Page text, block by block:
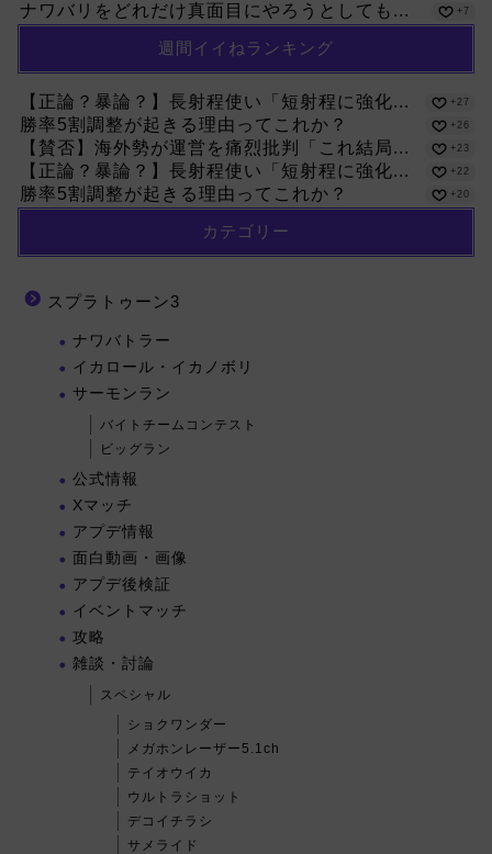
ナワバリをどれだけ真面目にやろうとしても... +7
週間イイねランキング
【正論？暴論？】長射程使い「短射程に強化... +27
勝率5割調整が起きる理由ってこれか？ +26
【賛否】海外勢が運営を痛烈批判「これ結局... +23
【正論？暴論？】長射程使い「短射程に強化... +22
勝率5割調整が起きる理由ってこれか？ +20
カテゴリー
スプラトゥーン3
ナワバトラー
イカロール・イカノボリ
サーモンラン
バイトチームコンテスト
ビッグラン
公式情報
Xマッチ
アプデ情報
面白動画・画像
アプデ後検証
イベントマッチ
攻略
雑談・討論
スペシャル
ショクワンダー
メガホンレーザー5.1ch
テイオウイカ
ウルトラショット
デコイチラシ
サメライド